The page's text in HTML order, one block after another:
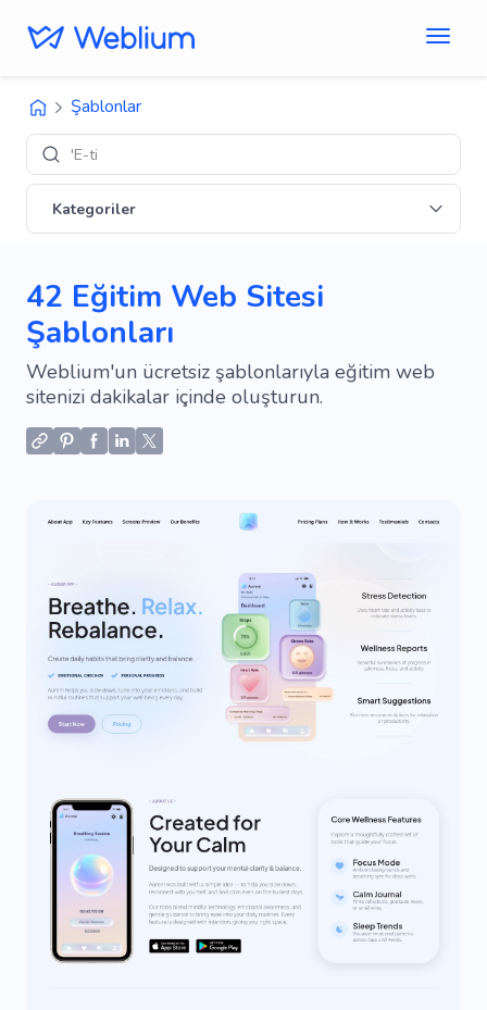
Şablonlar
'E-ticaret' tasarımı
Kategoriler
42 Eğitim Web Sitesi
Şablonları
Weblium'un ücretsiz şablonlarıyla eğitim web
sitenizi dakikalar içinde oluşturun.